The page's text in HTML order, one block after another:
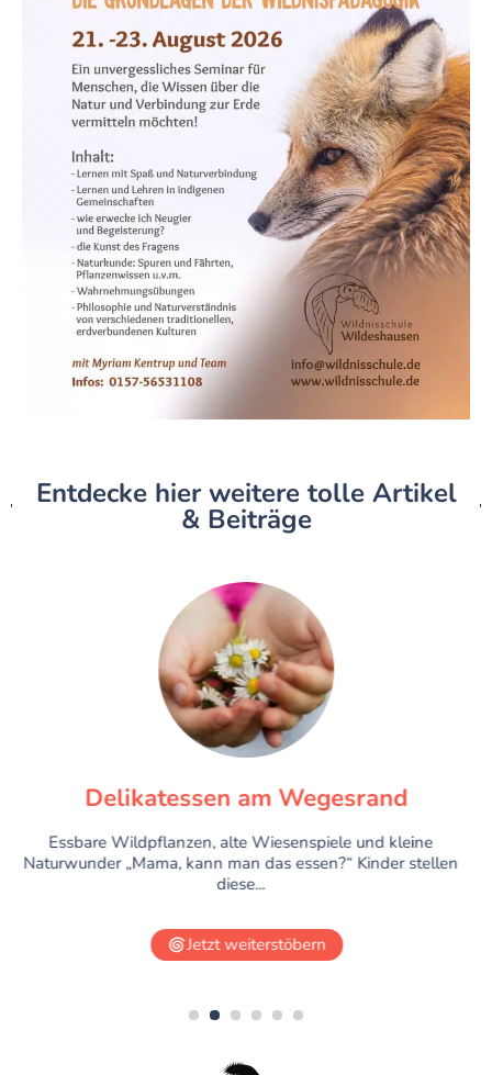
Entdecke hier weitere tolle Artikel
& Beiträge
Delikatessen am Wegesrand
Essbare Wildpflanzen, alte Wiesenspiele und kleine
Naturwunder „Mama, kann man das essen?“ Kinder stellen
diese...
Jetzt weiterstöbern
4 5 6